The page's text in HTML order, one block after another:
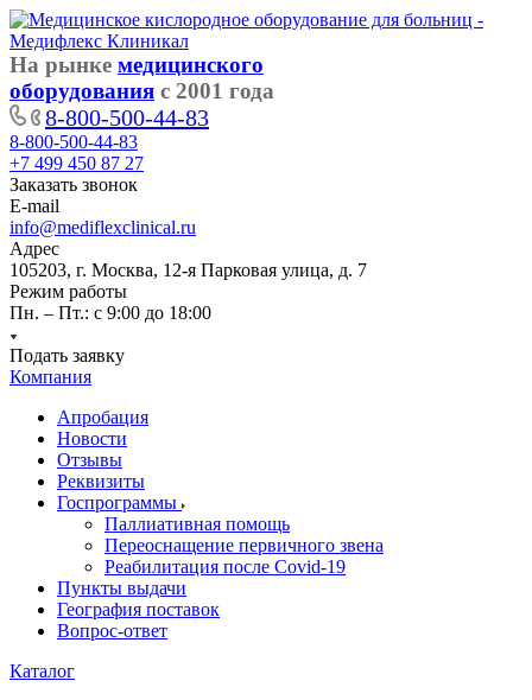
На рынке медицинского
оборудования с 2001 года
8-800-500-44-83
8-800-500-44-83
+7 499 450 87 27
Заказать звонок
E-mail
info@mediflexclinical.ru
Адрес
105203, г. Москва, 12-я Парковая улица, д. 7
Режим работы
Пн. – Пт.: с 9:00 до 18:00
Подать заявку
Компания
Апробация
Новости
Отзывы
Реквизиты
Госпрограммы
Паллиативная помощь
Переоснащение первичного звена
Реабилитация после Covid-19
Пункты выдачи
География поставок
Вопрос-ответ
Каталог